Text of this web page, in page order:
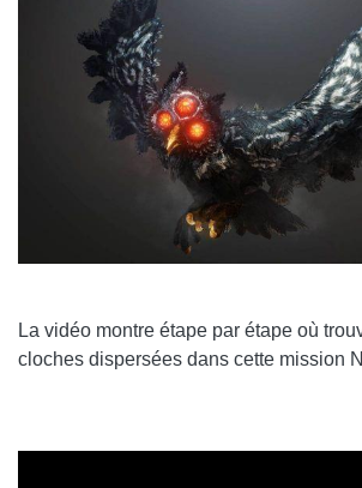
La vidéo montre étape par étape où
cloches dispersées dans cette mission